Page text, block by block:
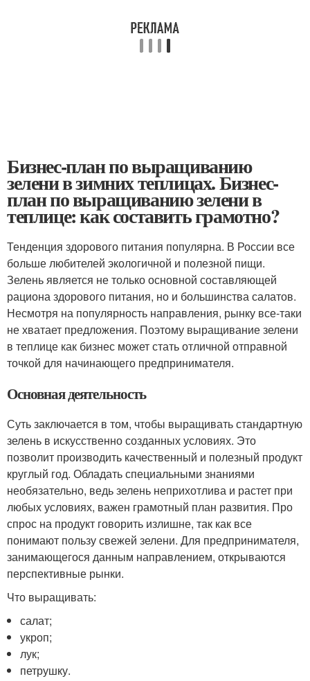
Бизнес-план по выращиванию
зелени в зимних теплицах. Бизнес-
план по выращиванию зелени в
теплице: как составить грамотно?
Тенденция здорового питания популярна. В России все
больше любителей экологичной и полезной пищи.
Зелень является не только основной составляющей
рациона здорового питания, но и большинства салатов.
Несмотря на популярность направления, рынку все-таки
не хватает предложения. Поэтому выращивание зелени
в теплице как бизнес может стать отличной отправной
точкой для начинающего предпринимателя.
Основная деятельность
Суть заключается в том, чтобы выращивать стандартную
зелень в искусственно созданных условиях. Это
позволит производить качественный и полезный продукт
круглый год. Обладать специальными знаниями
необязательно, ведь зелень неприхотлива и растет при
любых условиях, важен грамотный план развития. Про
спрос на продукт говорить излишне, так как все
понимают пользу свежей зелени. Для предпринимателя,
занимающегося данным направлением, открываются
перспективные рынки.
Что выращивать:
салат;
укроп;
лук;
петрушку.